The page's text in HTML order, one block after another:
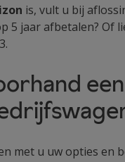
is, vult u bij
5 jaar afbetalen? Of
met u uw opties en